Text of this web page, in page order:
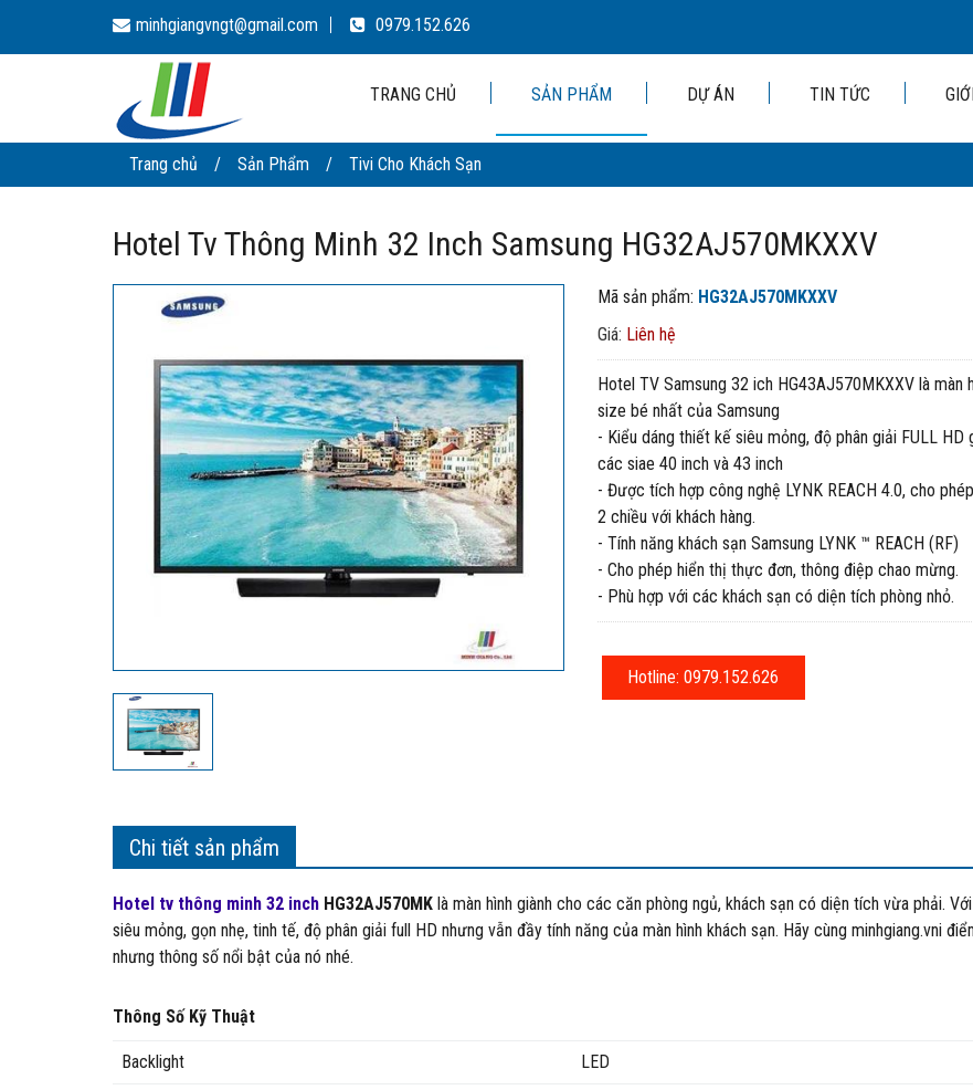
minhgiangvngt@gmail.com 0979.152.626
TRANG CHỦ SẢN PHẨM DỰ ÁN TIN TỨC
Trang chủ / Sản Phẩm / Tivi Cho Khách Sạn
Hotel Tv Thông Minh 32 Inch Samsung HG32AJ570MKXXV
Mã sản phẩm: HG32AJ570MKXXV
Giá: Liên hệ
Hotel TV Samsung 32 ich HG43AJ570MKXXV là màn
size bé nhất của Samsung
- Kiểu dáng thiết kế siêu mỏng, độ phân giải FULL HD
các siae 40 inch và 43 inch
- Được tích hợp công nghệ LYNK REACH 4.0, cho
2 chiều với khách hàng.
- Tính năng khách sạn Samsung LYNK ™ REACH (RF)
- Cho phép hiển thị thực đơn, thông điệp chao mừng.
- Phù hợp với các khách sạn có diện tích phòng nhỏ.
Hotline: 0979.152.626
Chi tiết sản phẩm
Hotel tv thông minh 32 inch HG32AJ570MK là màn hình giành cho các căn phòng ngủ, khách sạn có diện tích vừa phải.
siêu mỏng, gọn nhẹ, tinh tế, độ phân giải full HD nhưng vẫn đầy tính năng của màn hình khách sạn. Hãy cùng minhgiang.vni
nhưng thông số nổi bật của nó nhé.
Thông Số Kỹ Thuật
Backlight LED